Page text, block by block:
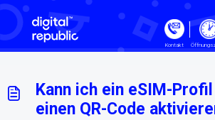
Zum
Kontakt
Kann ich ein eSIM-
einen QR-Code